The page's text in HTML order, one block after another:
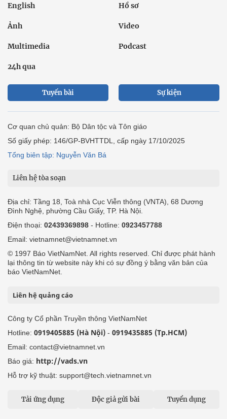
English Hồ sơ
Ảnh Video
Multimedia Podcast
24h qua
Tuyến bài Sự kiện
Cơ quan chủ quản: Bộ Dân tộc và Tôn giáo
Số giấy phép: 146/GP-BVHTTDL, cấp ngày 17/10/2025
Tổng biên tập: Nguyễn Văn Bá
Liên hệ tòa soạn
Địa chỉ: Tầng 18, Toà nhà Cục Viễn thông (VNTA), 68 Dương
Đình Nghệ, phường Cầu Giấy, TP. Hà Nội.
Điện thoại: 02439369898 - Hotline: 0923457788
Email: vietnamnet@vietnamnet.vn
© 1997 Báo VietNamNet. All rights reserved. Chỉ được phát hành
lại thông tin từ website này khi có sự đồng ý bằng văn bản của
báo VietNamNet.
Liên hệ quảng cáo
Công ty Cổ phần Truyền thông VietNamNet
Hotline: 0919405885 (Hà Nội) - 0919435885 (Tp.HCM)
Email: contact@vietnamnet.vn
Báo giá: http://vads.vn
Hỗ trợ kỹ thuật: support@tech.vietnamnet.vn
Tải ứng dụng Độc giả gửi bài Tuyển dụng